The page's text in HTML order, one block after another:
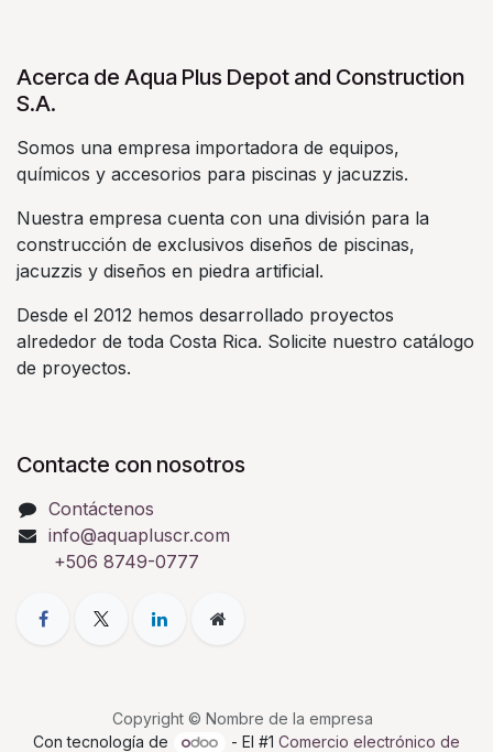
Acerca de Aqua Plus Depot and Construction
S.A.
Somos una empresa importadora de equipos,
químicos y accesorios para piscinas y jacuzzis.
Nuestra empresa cuenta con una división para la
construcción de exclusivos diseños de piscinas,
jacuzzis y diseños en piedra artificial.
Desde el 2012 hemos desarrollado proyectos
alrededor de toda Costa Rica. Solicite nuestro catálogo
de proyectos.
Contacte con nosotros
Contáctenos
info@aquapluscr.com
+506 8749-0777
Copyright © Nombre de la empresa
Con tecnología de
- El #1 Comercio electrónico de